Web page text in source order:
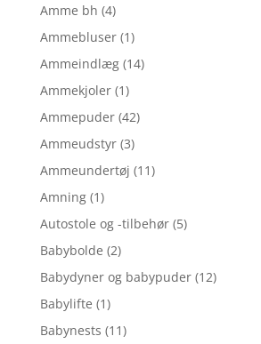
Amme bh (4)
Ammebluser (1)
Ammeindlæg (14)
Ammekjoler (1)
Ammepuder (42)
Ammeudstyr (3)
Ammeundertøj (11)
Amning (1)
Autostole og -tilbehør (5)
Babybolde (2)
Babydyner og babypuder (12)
Babylifte (1)
Babynests (11)